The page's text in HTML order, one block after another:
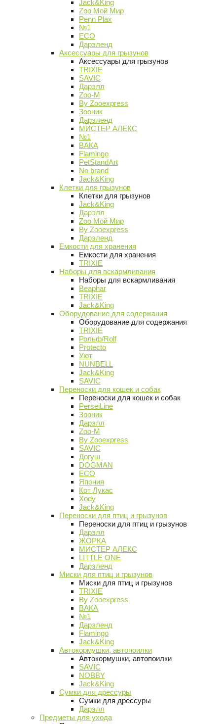
Jack&King
Zoo Мой Мир
Penn Plax
№1
ECO
Дарэленд
Аксессуары для грызунов
Аксессуары для грызунов
TRIXIE
SAVIC
Дарэлл
Zoo-M
By Zooexpress
Зооник
Дарэленд
МИСТЕР АЛЕКС
№1
ВАКА
Flamingo
PetStandArt
No brand
Jack&King
Клетки для грызунов
Клетки для грызунов
Jack&King
Дарэлл
Zoo Мой Мир
By Zooexpress
Дарэленд
Емкости для хранения
Емкости для хранения
TRIXIE
Наборы для вскармливания
Наборы для вскармливания
Beaphar
TRIXIE
Jack&King
Оборудование для содержания
Оборудование для содержания
TRIXIE
Рольф/Rolf
Protecto
Уют
NUNBELL
Jack&King
SAVIC
Переноски для кошек и собак
Переноски для кошек и собак
PerseiLine
Зооник
Дарэлл
Zoo-M
By Zooexpress
SAVIC
Догуш
DOGMAN
ECO
Япония
Кот Лукас
Xody
Jack&King
Переноски для птиц и грызунов
Переноски для птиц и грызунов
Дарэлл
ЖОРКА
МИСТЕР АЛЕКС
LITTLE ONE
Дарэленд
Миски для птиц и грызунов
Миски для птиц и грызунов
TRIXIE
By Zooexpress
ВАКА
№1
Дарэленд
Flamingo
Jack&King
Автокормушки, автопоилки
Автокормушки, автопоилки
SAVIC
NOBBY
Jack&King
Сумки для дрессуры
Сумки для дрессуры
Дарэлл
Предметы для ухода